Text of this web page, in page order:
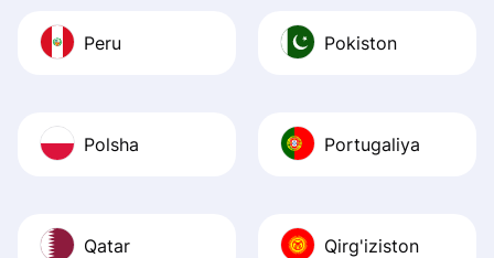
Peru Pokiston
Polsha Portugaliya
Qatar Qirg'iziston